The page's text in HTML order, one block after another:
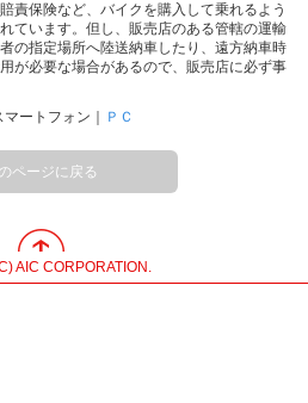
責保険など、バイクを購入して乗れるよう
ています。但し、販売店のある管轄の運輸
の指定場所へ陸送納車したり、遠方納車時
が必要な場合があるので、販売店に必ず事
ートフォン｜
ＰＣ
ページに戻る
AIC CORPORATION.